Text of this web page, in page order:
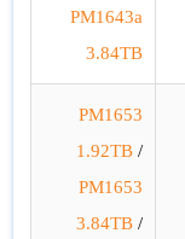
PM1643a
3.84TB
PM1653
1.92TB/
PM1653
3.84TB/